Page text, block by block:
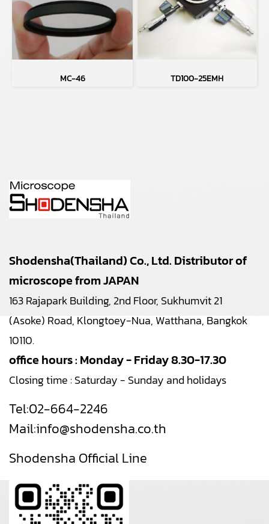
MC-46 TD100-25EMH
Shodensha(Thailand) Co., Ltd. Distributor of
microscope from JAPAN
163 Rajapark Building, 2nd Floor, Sukhumvit 21
(Asoke) Road, Klongtoey-Nua, Watthana, Bangkok
10110.
office hours : Monday - Friday 8.30-17.30
Closing time : Saturday - Sunday and holidays
Tel:02-664-2246
Mail:info@shodensha.co.th
Shodensha Official Line